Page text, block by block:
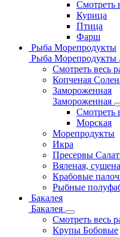
Смотреть
Курица
Птица
Фарш
Рыба Морепродукты
Рыба Морепродукты
Смотреть весь
Копченая
Замороженная
Замороженная
Смотреть
Морская
Морепродукты
Икра
Пресервы
Вяленая,
Крабовые
Рыбные
Бакалея
Бакалея
Смотреть весь
Крупы Бобовые